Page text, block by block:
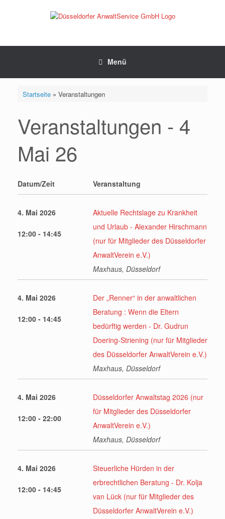
Menü
Startseite» Veranstaltungen
Veranstaltungen - 4
Mai 26
Datum/Zeit Veranstaltung
4. Mai 2026
12:00 - 14:45
Aktuelle Rechtslage zu Krankheit
und Urlaub - Alexander Hirschmann
(nur für Mitglieder des Düsseldorfer
AnwaltVerein e.V.)
Maxhaus, Düsseldorf
4. Mai 2026
12:00 - 14:45
Der „Renner“ in der anwaltlichen
Beratung : Wenn die Eltern
bedürftig werden - Dr. Gudrun
Doering-Striening (nur für Mitglieder
des Düsseldorfer AnwaltVerein e.V.)
Maxhaus, Düsseldorf
4. Mai 2026
12:00 - 22:00
Düsseldorfer Anwaltstag 2026 (nur
für Mitglieder des Düsseldorfer
AnwaltVerein e.V.)
Maxhaus, Düsseldorf
4. Mai 2026
12:00 - 14:45
Steuerliche Hürden in der
erbrechtlichen Beratung - Dr. Kolja
van Lück (nur für Mitglieder des
Düsseldorfer AnwaltVerein e.V.)